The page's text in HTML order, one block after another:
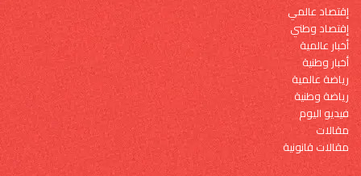
إقتصاد عالمي
إقتصاد وطني
أخبار عالمية
أخبار وطنية
رياضة عالمية
رياضة وطنية
فيديو اليوم
مقالات
مقالات قانونية